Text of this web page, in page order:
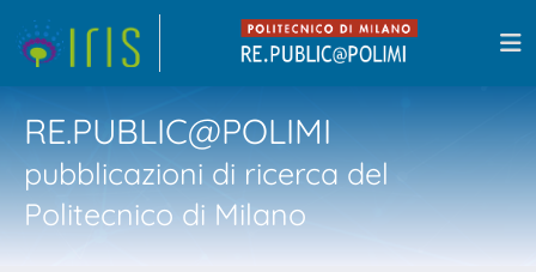
RE.PUBLIC@POLIMI
pubblicazioni di ricerca del
Politecnico di Milano